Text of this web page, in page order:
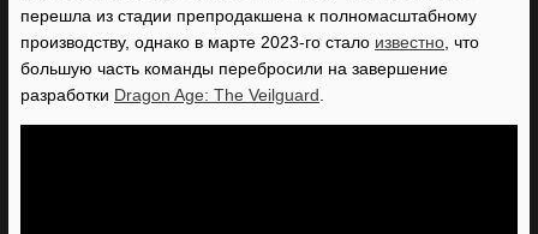
перешла из стадии препродакшена к полномасштабному
производству, однако в марте 2023-го стало известно , что
большую часть команды перебросили на завершение
разработки Dragon Age: The Veilguard